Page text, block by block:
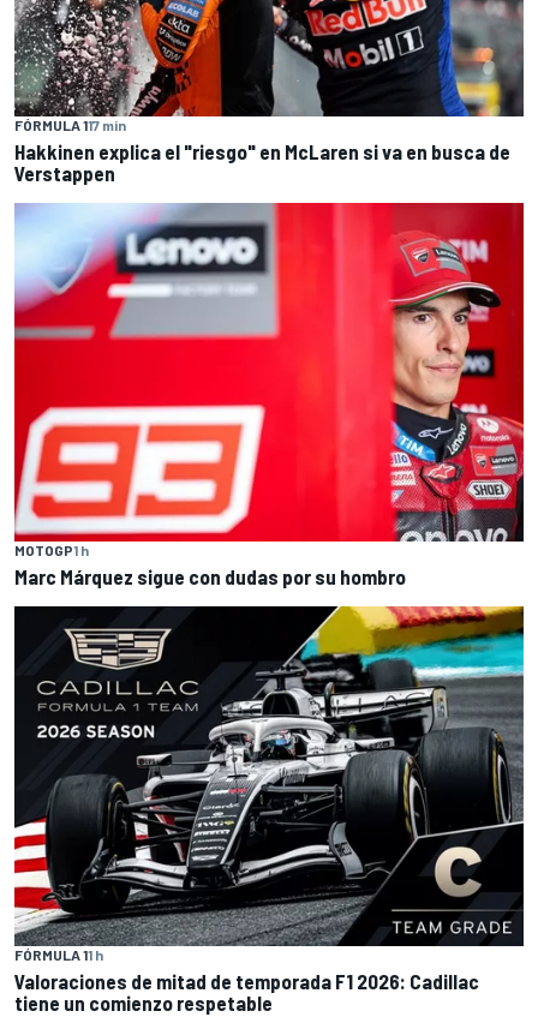
FÓRMULA 117 min
Hakkinen explica el "riesgo" en McLaren si va en busca de
Verstappen
MOTOGP1 h
Marc Márquez sigue con dudas por su hombro
FÓRMULA 11 h
Valoraciones de mitad de temporada F1 2026: Cadillac
tiene un comienzo respetable